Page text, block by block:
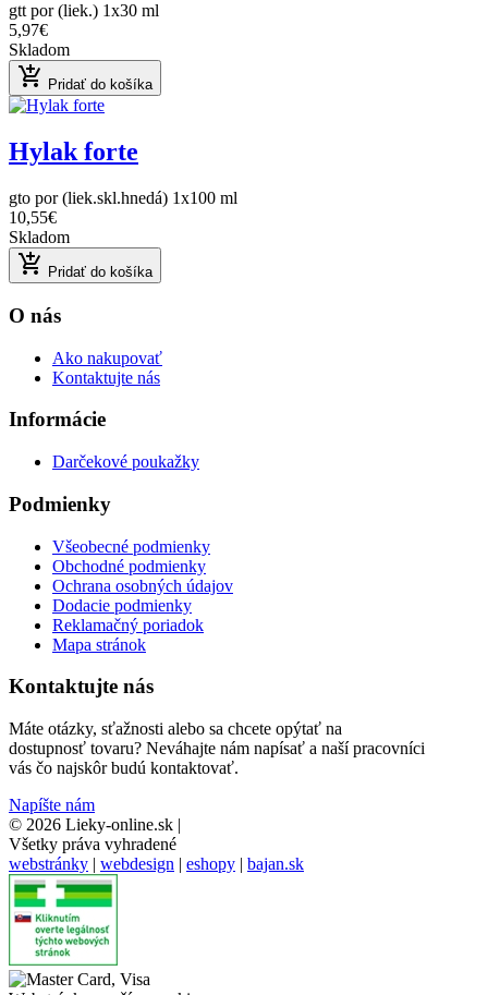
gtt por (liek.) 1x30 ml
5,97€
Skladom
add_shopping_cart Pridať do košíka
Hylak forte
gto por (liek.skl.hnedá) 1x100 ml
10,55€
Skladom
add_shopping_cart Pridať do košíka
O nás
Ako nakupovať
Kontaktujte nás
Informácie
Darčekové poukažky
Podmienky
Všeobecné podmienky
Obchodné podmienky
Ochrana osobných údajov
Dodacie podmienky
Reklamačný poriadok
Mapa stránok
Kontaktujte nás
Máte otázky, sťažnosti alebo sa chcete opýtať na
dostupnosť tovaru? Neváhajte nám napísať a naší pracovníci
vás čo najskôr budú kontaktovať.
Napíšte nám
© 2026 Lieky-online.sk |
Všetky práva vyhradené
webstránky | webdesign | eshopy | bajan.sk